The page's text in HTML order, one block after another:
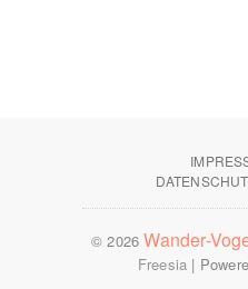
© 2026Wander-
Freesia |